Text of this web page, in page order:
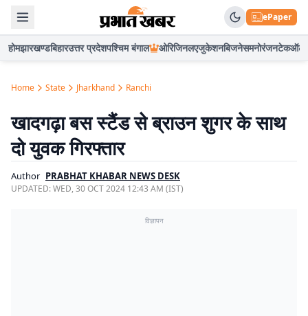
ePaper
होमझारखण्डबिहारउत्तर प्रदेशपश्चिम बंगाल ओरिजिनलएजुकेशनबिजनेसमनोरंजनटेकऑटो
Home State Jharkhand Ranchi
खादगढ़ा बस स्टैंड से ब्राउन शुगर के साथ
दो युवक गिरफ्तार
Author PRABHAT KHABAR NEWS DESK
UPDATED:WED, 30 OCT 2024 12:43 AM (IST)
विज्ञापन